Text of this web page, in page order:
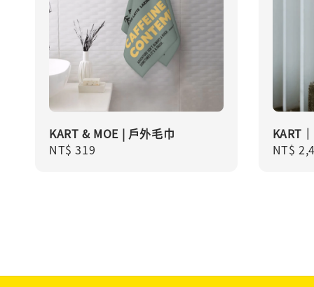
KART & MOE | 戶外毛巾
Regular
NT$ 319
KART
NT$